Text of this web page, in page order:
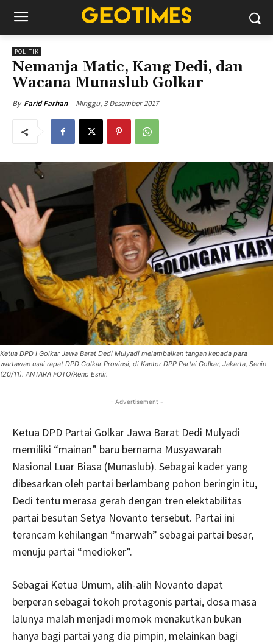
POLITIK
Nemanja Matic, Kang Dedi, dan
Wacana Munaslub Golkar
By Farid Farhan Minggu, 3 Desember 2017
Ketua DPD I Golkar Jawa Barat Dedi Mulyadi melambaikan tangan kepada para
wartawan usai rapat DPD Golkar Provinsi, di Kantor DPP Partai Golkar, Jakarta, Senin
(20/11). ANTARA FOTO/Reno Esnir.
- Advertisement -
Ketua DPD Partai Golkar Jawa Barat Dedi Mulyadi
memiliki “mainan” baru bernama Musyawarah
Nasional Luar Biasa (Munaslub). Sebagai kader yang
dibesarkan oleh partai berlambang pohon beringin itu,
Dedi tentu merasa gerah dengan tren elektabilitas
partai besutan Setya Novanto tersebut. Partai ini
terancam kehilangan “marwah” sebagai partai besar,
menuju partai “medioker”.
Sebagai Ketua Umum, alih-alih Novanto dapat
berperan sebagai tokoh protagonis partai, dosa masa
lalunya malah menjadi momok menakutkan bukan
hanya bagi partai yang dia pimpin, melainkan bagi